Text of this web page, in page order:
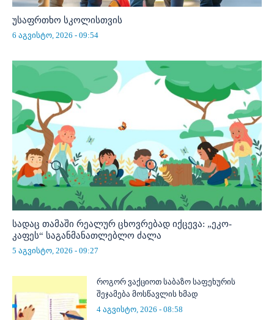
უსაფრთხო სკოლისთვის
6 აგვისტო, 2026 - 09:54
სადაც თამაში რეალურ ცხოვრებად იქცევა: „ეკო-
კაფეს“ საგანმანათლებლო ძალა
5 აგვისტო, 2026 - 09:27
როგორ ვაქციოთ საბაზო საფეხურის
შეჯამება მოსწავლის ხმად
4 აგვისტო, 2026 - 08:58